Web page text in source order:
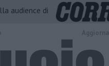
audience di